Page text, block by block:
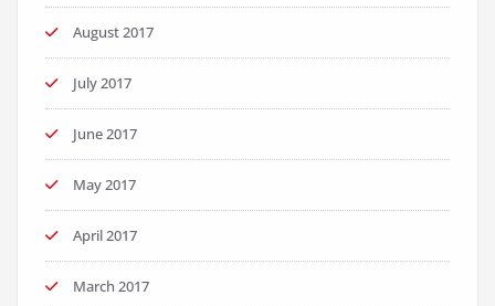
August 2017
July 2017
June 2017
May 2017
April 2017
March 2017